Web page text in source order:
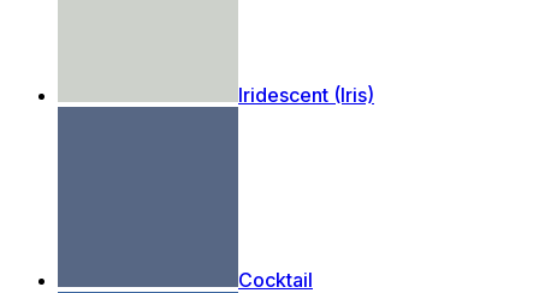
Iridescent (Iris)
Cocktail